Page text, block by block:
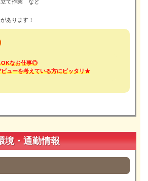
立て作業 など
あります！
OKなお仕事◎
ビューを考えている方にピッタリ★
境・通勤情報